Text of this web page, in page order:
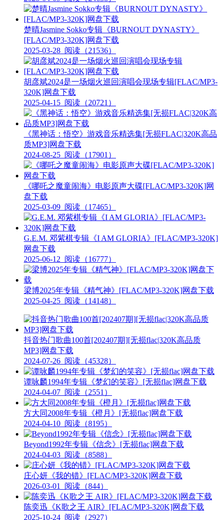
楚晴Jasmine Sokko专辑《BURNOUT DYNASTY》
[FLAC/MP3-320K]网盘下载
2025-03-28 阅读（21536）
胡彦斌2024是一场烟火巡回演唱会现场专辑[FLAC/MP3-
320K]网盘下载
2025-04-15 阅读（20721）
《黑神话：悟空》游戏音乐精选集[无损FLAC|320K高品
质MP3]网盘下载
2024-08-25 阅读（17901）
《哪吒之魔童闹海》电影原声大碟[FLAC/MP3-320K]网
盘下载
2025-03-09 阅读（17465）
G.E.M. 邓紫棋专辑《I AM GLORIA》[FLAC/MP3-320K]
网盘下载
2025-06-12 阅读（16777）
梁博2025年专辑《精气神》[FLAC/MP3-320K]网盘下载
2025-04-25 阅读（14148）
抖音热门歌曲100首[202407期][无损flac|320K高品质
MP3]网盘下载
2024-07-26 阅读（45328）
谭咏麟1994年专辑《梦幻的笑容》[无损flac]网盘下载
2024-04-07 阅读（2551）
方大同2008年专辑《橙月》[无损flac]网盘下载
2024-04-10 阅读（8195）
Beyond1992年专辑《信念》[无损flac]网盘下载
2024-04-03 阅读（8588）
庄心妍《我的错》[FLAC/MP3-320K]网盘下载
2026-03-01
阅读（844）
陈奕迅《K歌之王 AIR》[FLAC/MP3-320K]网盘下载
2025-10-24 阅读（2927）